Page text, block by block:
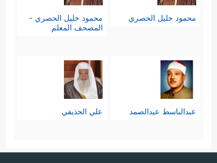
محمود خليل الحصري
محمود خليل الحصري -
المصحف المعلم
عبدالباسط عبدالصمد علي الحذيفي